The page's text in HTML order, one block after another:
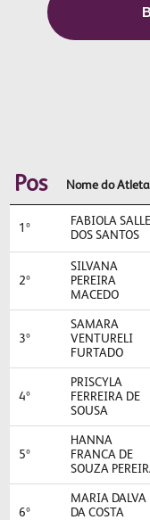
Pos Nome do Atleta
1º
FABIOLA
DOS SANTOS
2º
SILVANA
PEREIRA
MACEDO
3º
SAMARA
VENTURELI
FURTADO
4º
PRISCYLA
FERREIRA DE
SOUSA
5º
HANNA
FRANCA DE
SOUZA
6º
MARIA DALVA
DA COSTA